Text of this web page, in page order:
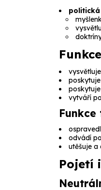
vytváří
odvádí
utěšuje a
Pojetí